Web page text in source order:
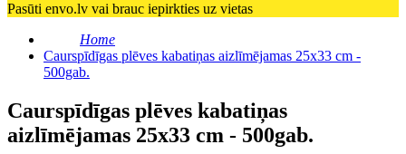
Pasūti envo.lv vai brauc iepirkties uz vietas
Home
Caurspīdīgas plēves kabatiņas aizlīmējamas 25x33 cm -
500gab.
Caurspīdīgas plēves kabatiņas
aizlīmējamas 25x33 cm - 500gab.